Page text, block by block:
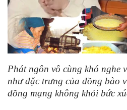
Phát ngôn vô cùng khó nghe
như đặc trưng của đồng bào
đồng mạng không khỏi bức